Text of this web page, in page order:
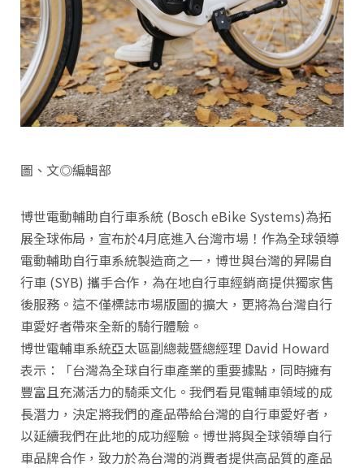
圖、文◎編輯部
博世電動輔助自行車系統 (Bosch eBike Systems)為拓
展全球佈局，宣布於4月底進入台灣市場！作為全球領導
電動輔助自行車系統製造商之一，博世與台灣的昇陽自
行車 (SYB) 攜手合作，為在地自行車經銷商提供獨家售
後服務。這不僅標誌市場版圖的擴大，更將為台灣自行
車愛好者帶來全新的騎行體驗。
博世電輔車系統亞太區副總裁暨總經理 David Howard
表示：「台灣為全球自行車產業的重要據點，同時擁有
豐富且充滿活力的騎乘文化。我們看見電輔車領域的成
長潛力，決定將我們的產品帶給台灣的自行車愛好者，
以延續我們在此地的成功經驗。博世將與全球領導自行
車品牌合作，致力於為台灣的消費者提供高品質的產品